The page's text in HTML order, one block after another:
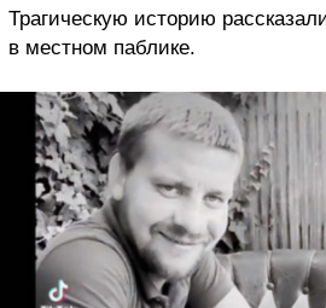
Трагическую историю
в местном паблике.